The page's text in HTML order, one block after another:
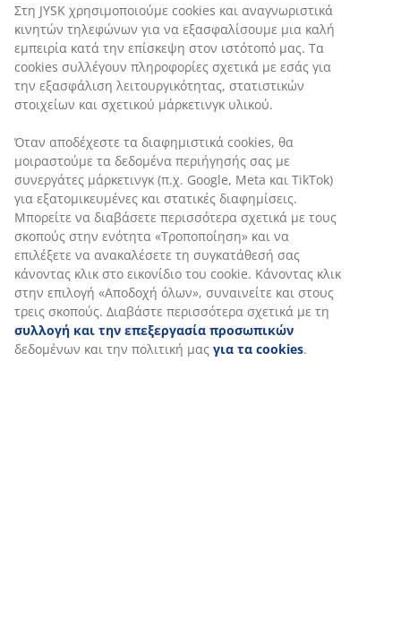
Στη JYSK χρησιμοποιούμε cookies και αναγνωριστικά
κινητών τηλεφώνων για να εξασφαλίσουμε μια καλή
εμπειρία κατά την επίσκεψη στον ιστότοπό μας. Τα
cookies συλλέγουν πληροφορίες σχετικά με εσάς για
την εξασφάλιση λειτουργικότητας, στατιστικών
στοιχείων και σχετικού μάρκετινγκ υλικού.
Όταν αποδέχεστε τα διαφημιστικά cookies, θα
μοιραστούμε τα δεδομένα περιήγησής σας με
συνεργάτες μάρκετινγκ (π.χ. Google, Meta και TikTok)
για εξατομικευμένες και στατικές διαφημίσεις.
Μπορείτε να διαβάσετε περισσότερα σχετικά με τους
σκοπούς στην ενότητα «Τροποποίηση» και να
επιλέξετε να ανακαλέσετε τη συγκατάθεσή σας
κάνοντας κλικ στο εικονίδιο του cookie. Κάνοντας κλικ
στην επιλογή «Αποδοχή όλων», συναινείτε και στους
τρεις σκοπούς. Διαβάστε περισσότερα σχετικά με τη
συλλογή και την επεξεργασία προσωπικών
δεδομένων και την πολιτική μας για τα cookies.